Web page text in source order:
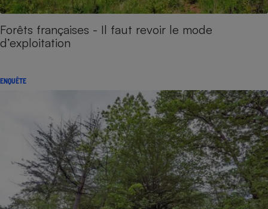
Forêts françaises - Il faut revoir le mode
d’exploitation
ENQUÊTE